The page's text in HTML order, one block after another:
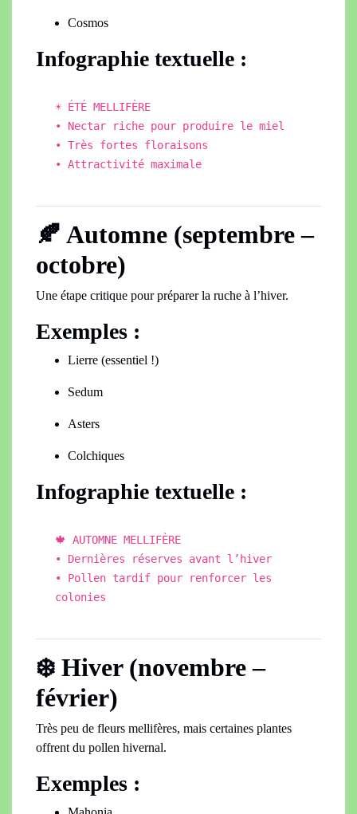
Cosmos
Infographie textuelle :
☀️ ÉTÉ MELLIFÈRE
• Nectar riche pour produire le miel
• Très fortes floraisons
• Attractivité maximale
🍂 Automne (septembre –
octobre)
Une étape critique pour préparer la ruche à l’hiver.
Exemples :
Lierre (essentiel !)
Sedum
Asters
Colchiques
Infographie textuelle :
🍁 AUTOMNE MELLIFÈRE
• Dernières
réserves avant l’hiver
• Pollen tardif pour renforcer les
colonies
❄️ Hiver (novembre –
février)
Très peu de fleurs mellifères, mais certaines plantes
offrent du pollen hivernal.
Exemples :